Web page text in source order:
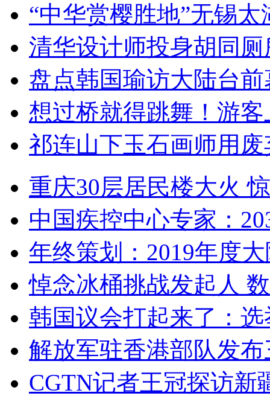
“中华赏樱胜地”无锡
清华设计师投身胡同
盘点韩国瑜访大陆台
想过桥就得跳舞！游客
祁连山下玉石画师用
重庆30层居民楼大火
中国疾控中心专家：
年终策划：2019年度
悼念冰桶挑战发起人
韩国议会打起来了：
解放军驻香港部队发
CGTN记者王冠探访新